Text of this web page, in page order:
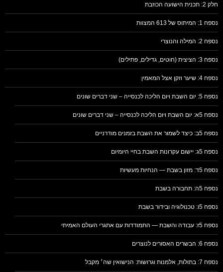
חלק 2: תכנית הישועה הכוזבת
נספח 1: המיתוס של 613 המצוות
נספח 2: המילה והנוצרי
נספח 3: הציצית (חוטים, גדילים, פתילים)
נספח 4: שיער וזקן אצל המאמין
נספח 5: יום השבת ויום הליכה לכנסייה – שני דברים שונים
נספח 5א: יום השבת ויום הליכה לכנסייה – שני דברים שונים
נספח 5ב: כיצד לשמור את השבת בזמנים מודרניים
נספח 5ג: יישום עקרונות השבת בחיי היומיום
נספח 5ד: מזון בשבת — הנחיות מעשיות
נספח 5ה: תחבורה בשבת
נספח 5ו: טכנולוגיה ובידור בשבת
נספח 5ז: עבודה והשבת — התמודדות עם אתגרי העולם האמיתי
נספח 6: הבשרים האסורים לנוצרים
נספח 7: בתולות, אלמנות וגרושות: הנישואין שה׳ מקבל